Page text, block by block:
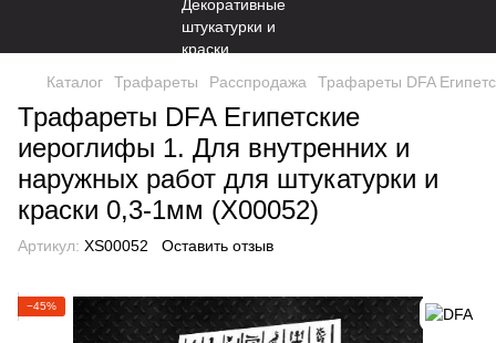
Каталог Трафареты Расспродажа Трафареты DFA
Трафареты DFA Египетские
иероглифы 1. Для внутренних и
наружных работ для штукатурки и
краски 0,3-1мм (X00052)
Артикул: XS00052 Оставить отзыв
−45%